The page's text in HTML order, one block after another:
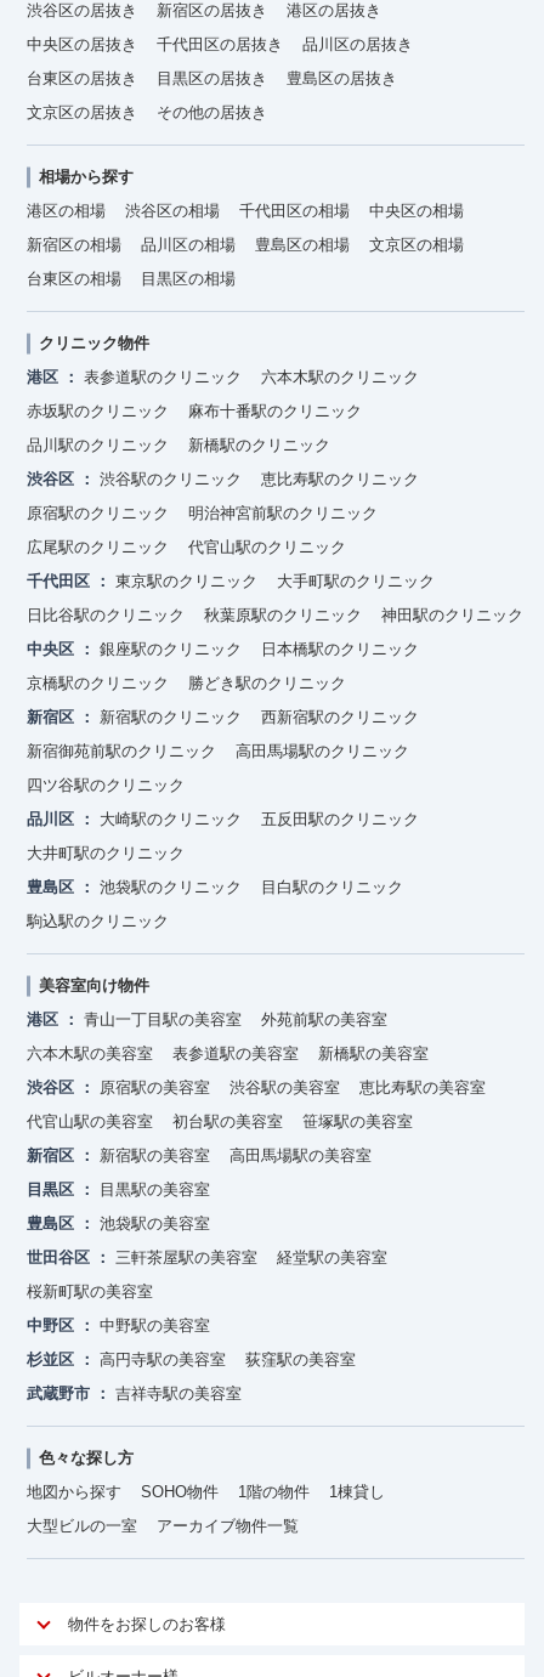
渋谷区の居抜き
新宿区の居抜き
港区の居抜き
中央区の居抜き
千代田区の居抜き
品川区の居抜き
台東区の居抜き
目黒区の居抜き
豊島区の居抜き
文京区の居抜き
その他の居抜き
相場から探す
港区の相場
渋谷区の相場 千代田区の相場
中央区の相場
新宿区の相場
品川区の相場 豊島区の相場
文京区の相場
台東区の相場
目黒区の相場
クリニック物件
港区
表参道駅のクリニック
六本木駅のクリニック
赤坂駅のクリニック
麻布十番駅のクリニック
品川駅のクリニック
新橋駅のクリニック
渋谷区
渋谷駅のクリニック
恵比寿駅のクリニック
原宿駅のクリニック
明治神宮前駅のクリニック
広尾駅のクリニック
代官山駅のクリニック
千代田区
東京駅のクリニック
大手町駅のクリニック
日比谷駅のクリニック
秋葉原駅のクリニック
神田駅のクリニック
中央区
銀座駅のクリニック
日本橋駅のクリニック
京橋駅のクリニック
勝どき駅のクリニック
新宿区
新宿駅のクリニック
西新宿駅のクリニック
新宿御苑前駅のクリニック
高田馬場駅のクリニック
四ツ谷駅のクリニック
品川区
大崎駅のクリニック
五反田駅のクリニック
大井町駅のクリニック
豊島区
池袋駅のクリニック
目白駅のクリニック
駒込駅のクリニック
美容室向け物件
港区
青山一丁目駅の美容室
外苑前駅の美容室
六本木駅の美容室
表参道駅の美容室
新橋駅の美容室
渋谷区
原宿駅の美容室 渋谷駅の美容室
恵比寿駅の美容室
代官山駅の美容室
初台駅の美容室
笹塚駅の美容室
新宿区
新宿駅の美容室
高田馬場駅の美容室
目黒区
目黒駅の美容室
豊島区
池袋駅の美容室
世田谷区
三軒茶屋駅の美容室
経堂駅の美容室
桜新町駅の美容室
中野区
中野駅の美容室
杉並区
高円寺駅の美容室
荻窪駅の美容室
武蔵野市
吉祥寺駅の美容室
色々な探し方
地図から探す
SOHO物件 1階の物件
1棟貸し
大型ビルの一室
アーカイブ物件一覧
物件をお探しのお客様
アットオフィスが選ばれる理由